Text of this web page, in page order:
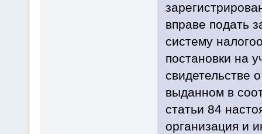
вправе подать
систему
постановки на
свидетельстве
выданном в
статьи 84
организация и